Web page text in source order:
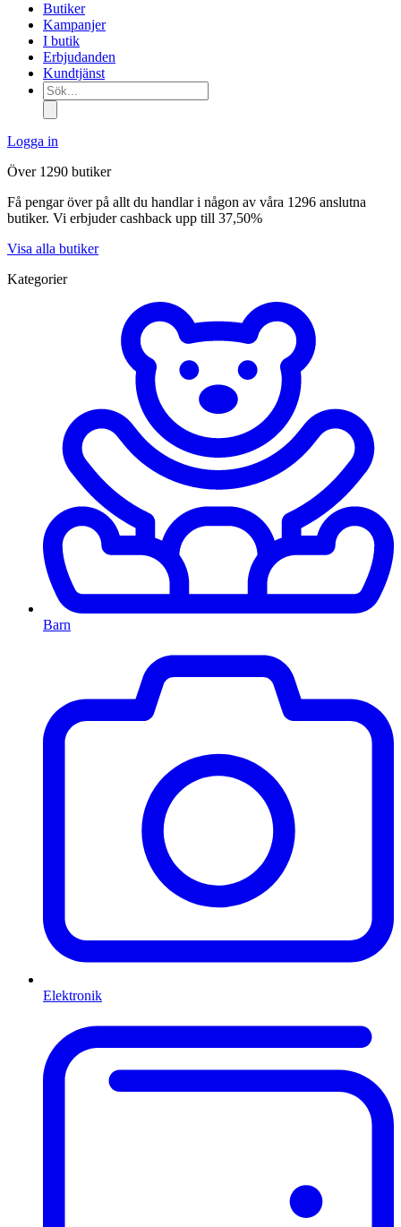
Butiker
Kampanjer
I butik
Erbjudanden
Kundtjänst
Sök...
Logga in
Över 1290 butiker
Få pengar över på allt du handlar i någon av våra 1296 anslutna
butiker. Vi erbjuder cashback upp till 37,50%
Visa alla butiker
Kategorier
Barn
Elektronik